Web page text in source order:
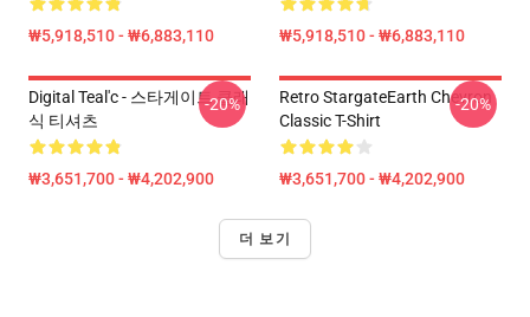
₩5,918,510 - ₩6,883,110 ₩5,918,510 - ₩6,883,110
Digital Teal'c - 스타게이트 클래
식 티셔츠
₩3,651,700 - ₩4,202,900
-20%
Retro StargateEarth Chevron
Classic T-Shirt
₩3,651,700 - ₩4,202,900
-20%
더 보기